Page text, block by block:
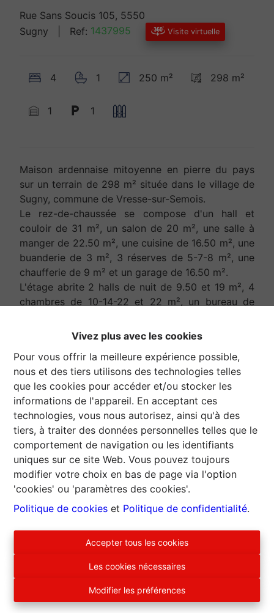
Vivez plus avec les cookies
Pour vous offrir la meilleure expérience possible,
nous et des tiers utilisons des technologies telles
que les cookies pour accéder et/ou stocker les
informations de l'appareil. En acceptant ces
technologies, vous nous autorisez, ainsi qu'à des
tiers, à traiter des données personnelles telles que le
comportement de navigation ou les identifiants
uniques sur ce site Web. Vous pouvez toujours
modifier votre choix en bas de page via l'option
'cookies' ou 'paramètres des cookies'.
Politique de cookies et Politique de confidentialité.
Accepter tous les cookies
Les cookies nécessaires
Modifier les préférences
Rue Sans Soucis 105, 5550
Sugny | Ref: 1437995 Visite virtuelle
4 1 250 m² 298 m²
1 1
Maison ardennaise mitoyenne en pierre du pays
sur un terrain de 298 m² située dans le village de
Sugny, commune de Vresse-sur-Semois.
Le rez-de-chaussée se compose d'un hall et
couloir de 31 m², un salon de 20 m², une salle à
manger de 22.50 m², une cuisine de 16.50 m², une
buanderie de 3 m², 3 réserves de 5-7-8 m², une
chaufferie de 9 m² et un garage de 16.50 m².
L'étage abrite 2 halls de nuit de 9.50 et 19 m², 4
chambres de 10-14-22 et 22 m², un bureau de
avec wc, un débarras de 8 m² et un espace
rangement de 5.50 m², une chambre/grenier de 14
m².
En sous-toiture, grenier de +/- 150 m² en partie
aménageable. Cave voûtée de 16.50 m² en sous-
sol.
Toiture en ardoise naturelle, châssis bois simple
vitrage, chauffage central mazout, installation
électrique à mettre en conformité avec compteur
bi horaire, raccordements téléphone et tv, espace
vert. Cette maison nécessite des travaux de
confort.
Cette maison de famille, aux volumes intéressants,
Sugny est un village situé au coeur du massif
forestier ardennais, entouré de paysages
pittoresques et proche de la Vallée de la Semois, il